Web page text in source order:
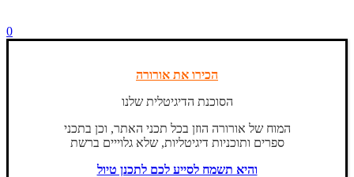
0
הכירו את אורורה
הסוכנת הדיגיטלית שלנו
המוח של אורורה הוזן בכל תכני האתר, וכן בתכני
ספרים ותוכניות דיגיטליות, שלא גלוייים ברשת
והיא תשמח לסייע לכם לתכנן טיול